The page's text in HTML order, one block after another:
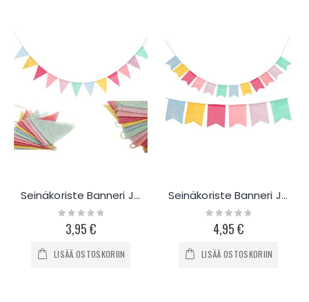
Seinäkoriste Banneri Juutti Kolmio
Rating:
0%3,95 €
LISÄÄ OSTOSKORIIN
Seinäkoriste Banneri Juutti Neliö
Rating:
0%4,95 €
LISÄÄ OSTOSKORIIN